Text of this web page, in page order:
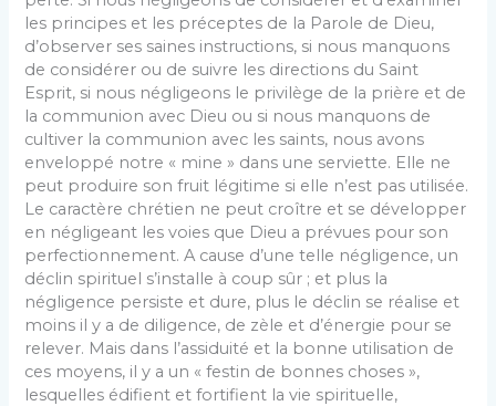
les principes et les préceptes de la Parole de Dieu,
d’observer ses saines instructions, si nous manquons
de considérer ou de suivre les directions du Saint
Esprit, si nous négligeons le privilège de la prière et de
la communion avec Dieu ou si nous manquons de
cultiver la communion avec les saints, nous avons
enveloppé notre « mine » dans une serviette. Elle ne
peut produire son fruit légitime si elle n’est pas utilisée.
Le caractère chrétien ne peut croître et se développer
en négligeant les voies que Dieu a prévues pour son
perfectionnement. A cause d’une telle négligence, un
déclin spirituel s’installe à coup sûr ; et plus la
négligence persiste et dure, plus le déclin se réalise et
moins il y a de diligence, de zèle et d’énergie pour se
relever. Mais dans l’assiduité et la bonne utilisation de
ces moyens, il y a un « festin de bonnes choses »,
lesquelles édifient et fortifient la vie spirituelle,